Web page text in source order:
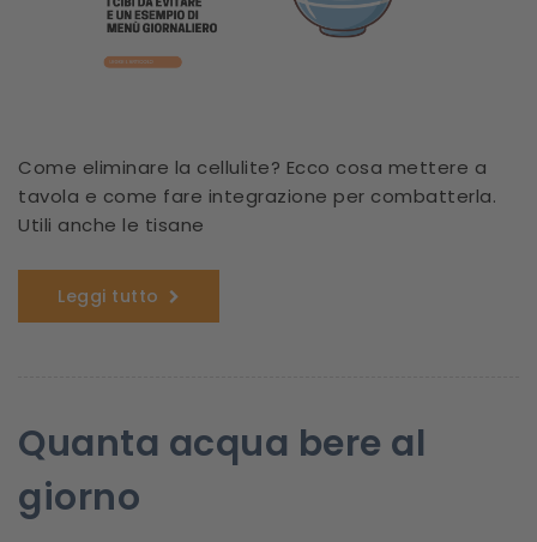
Come eliminare la cellulite? Ecco cosa mettere a
tavola e come fare integrazione per combatterla.
Utili anche le tisane
Leggi tutto
Quanta acqua bere al
giorno